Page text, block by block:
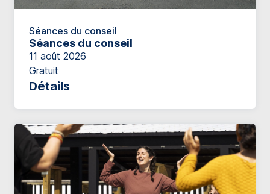
Séances du conseil
Séances du conseil
11 août 2026
Gratuit
Détails